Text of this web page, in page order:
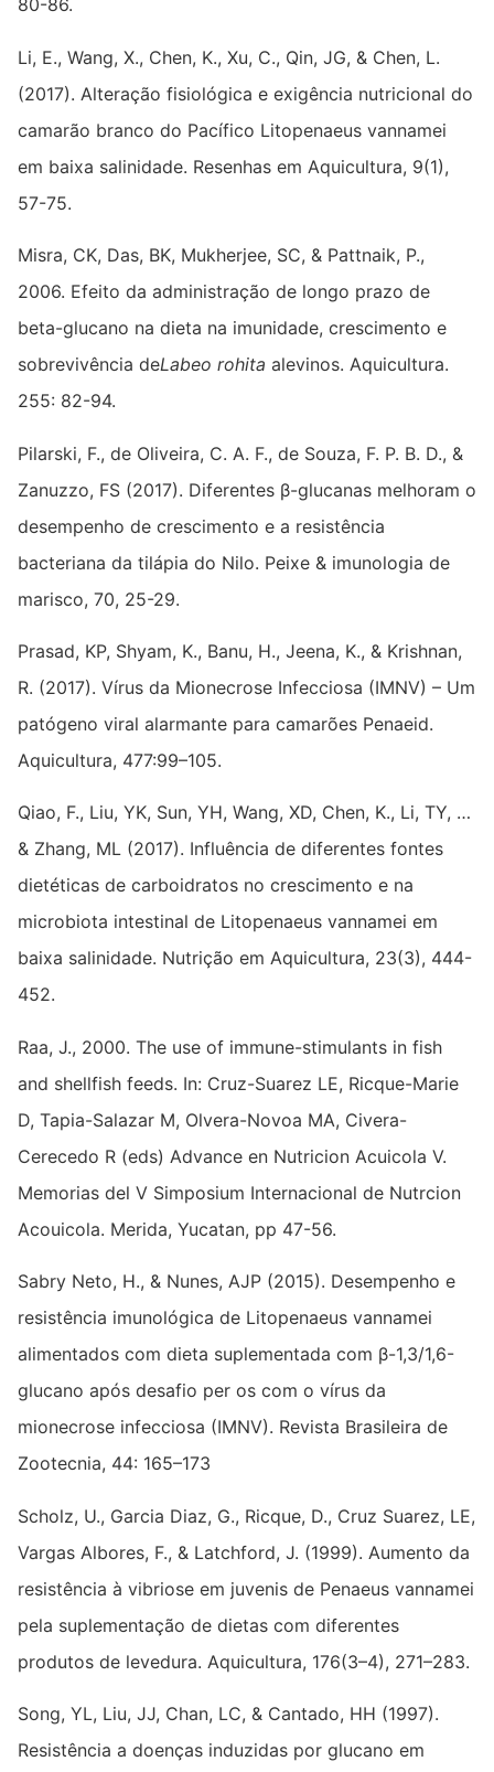
80-86.
Li, E., Wang, X., Chen, K., Xu, C., Qin, JG, & Chen, L.
(2017). Alteração fisiológica e exigência nutricional do
camarão branco do Pacífico Litopenaeus vannamei
em baixa salinidade. Resenhas em Aquicultura, 9(1),
57-75.
Misra, CK, Das, BK, Mukherjee, SC, & Pattnaik, P.,
2006. Efeito da administração de longo prazo de
beta-glucano na dieta na imunidade, crescimento e
sobrevivência deLabeo rohita alevinos. Aquicultura.
255: 82-94.
Pilarski, F., de Oliveira, C. A. F., de Souza, F. P. B. D., &
Zanuzzo, FS (2017). Diferentes β-glucanas melhoram o
desempenho de crescimento e a resistência
bacteriana da tilápia do Nilo. Peixe & imunologia de
marisco, 70, 25-29.
Prasad, KP, Shyam, K., Banu, H., Jeena, K., & Krishnan,
R. (2017). Vírus da Mionecrose Infecciosa (IMNV) – Um
patógeno viral alarmante para camarões Penaeid.
Aquicultura, 477:99–105.
Qiao, F., Liu, YK, Sun, YH, Wang, XD, Chen, K., Li, TY, …
& Zhang, ML (2017). Influência de diferentes fontes
dietéticas de carboidratos no crescimento e na
microbiota intestinal de Litopenaeus vannamei em
baixa salinidade. Nutrição em Aquicultura, 23(3), 444-
452.
Raa, J., 2000. The use of immune-stimulants in fish
and shellfish feeds. In: Cruz-Suarez LE, Ricque-Marie
D, Tapia-Salazar M, Olvera-Novoa MA, Civera-
Cerecedo R (eds) Advance en Nutricion Acuicola V.
Memorias del V Simposium Internacional de Nutrcion
Acouicola. Merida, Yucatan, pp 47-56.
Sabry Neto, H., & Nunes, AJP (2015). Desempenho e
resistência imunológica de Litopenaeus vannamei
alimentados com dieta suplementada com β-1,3/1,6-
glucano após desafio per os com o vírus da
mionecrose infecciosa (IMNV). Revista Brasileira de
Zootecnia, 44: 165–173
Scholz, U., Garcia Diaz, G., Ricque, D., Cruz Suarez, LE,
Vargas Albores, F., & Latchford, J. (1999). Aumento da
resistência à vibriose em juvenis de Penaeus vannamei
pela suplementação de dietas com diferentes
produtos de levedura. Aquicultura, 176(3–4), 271–283.
Song, YL, Liu, JJ, Chan, LC, & Cantado, HH (1997).
Resistência a doenças induzidas por glucano em